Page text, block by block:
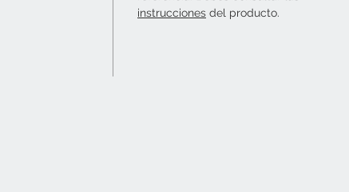
instrucciones del producto.